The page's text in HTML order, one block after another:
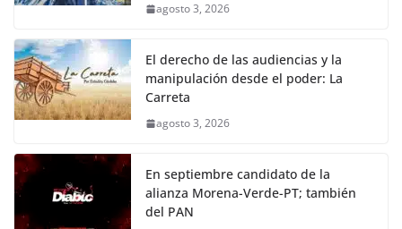
agosto 3, 2026
El derecho de las audiencias y la
manipulación desde el poder: La
Carreta
agosto 3, 2026
En septiembre candidato de la
alianza Morena-Verde-PT; también
del PAN